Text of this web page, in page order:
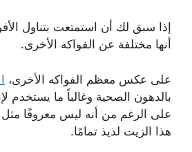
إذا سبق لك أن استمتعت بتناول
أنها مختلفة عن الفواكه الأخرى.
على عكس معظم الفواكه الأخرى،
بالدهون الصحية وغالباً ما يستخدم
على الرغم من أنه ليس معروفًا مثل
هذا الزيت لذيذ تمامًا.